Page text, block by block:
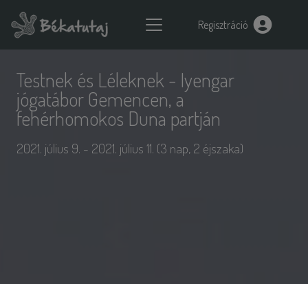
Regisztráció
Testnek és Léleknek - Iyengar
jógatábor Gemencen, a
fehérhomokos Duna partján
2021. július 9. - 2021. július 11. (3 nap, 2 éjszaka)